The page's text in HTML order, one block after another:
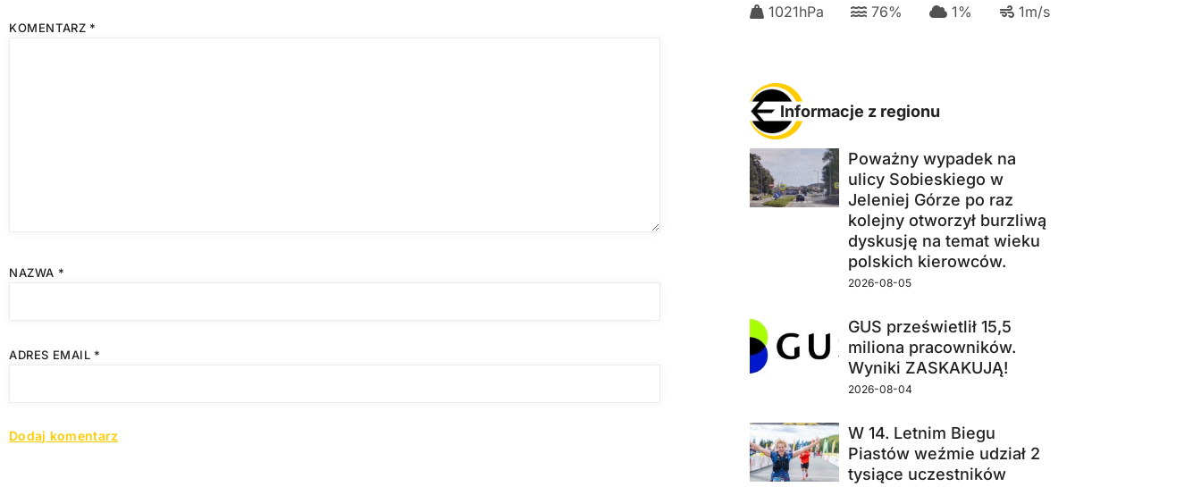
KOMENTARZ *
NAZWA *
ADRES EMAIL *
1021hPa 76% 1% 1m/s
Informacje z regionu
Poważny wypadek na
ulicy Sobieskiego w
Jeleniej Górze po raz
kolejny otworzył burzliwą
dyskusję na temat wieku
polskich kierowców.
2026-08-05
GUS prześwietlił 15,5
miliona pracowników.
Wyniki ZASKAKUJĄ!
2026-08-04
W 14. Letnim Biegu
Piastów weźmie udział 2
tysiące uczestników